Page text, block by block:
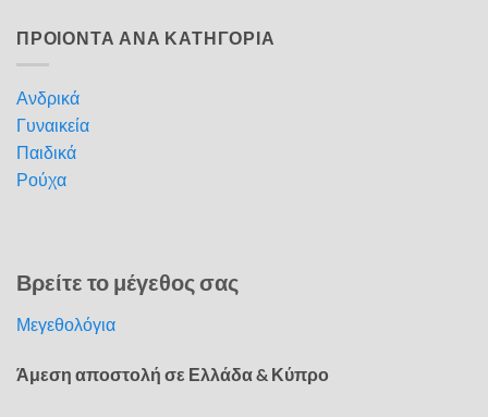
ΠΡΟΙΟΝΤΑ ΑΝΑ ΚΑΤΗΓΟΡΙΑ
Ανδρικά
Γυναικεία
Παιδικά
Ρούχα
Βρείτε το μέγεθος σας
Μεγεθολόγια
Άμεση αποστολή σε Ελλάδα & Κύπρο